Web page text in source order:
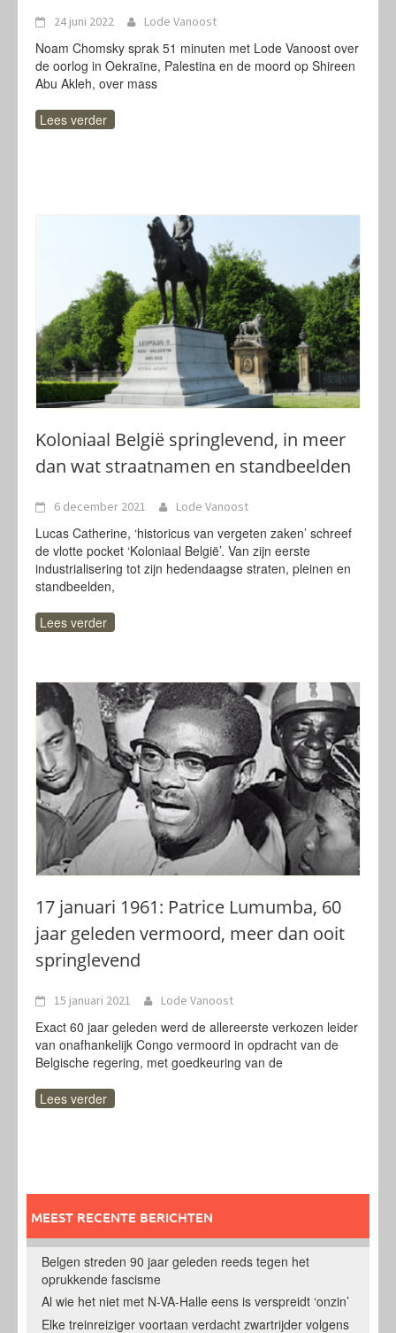
24 juni 2022 Lode Vanoost
Noam Chomsky sprak 51 minuten met Lode Vanoost over
de oorlog in Oekraïne, Palestina en de moord op Shireen
Abu Akleh, over mass
Lees verder
Koloniaal België springlevend, in meer
dan wat straatnamen en standbeelden
6 december 2021 Lode Vanoost
Lucas Catherine, ‘historicus van vergeten zaken’ schreef
de vlotte pocket ‘Koloniaal België’. Van zijn eerste
industrialisering tot zijn hedendaagse straten, pleinen en
standbeelden,
Lees verder
17 januari 1961: Patrice Lumumba, 60
jaar geleden vermoord, meer dan ooit
springlevend
15 januari 2021 Lode Vanoost
Exact 60 jaar geleden werd de allereerste verkozen leider
van onafhankelijk Congo vermoord in opdracht van de
Belgische regering, met goedkeuring van de
Lees verder
MEEST RECENTE BERICHTEN
Belgen streden 90 jaar geleden reeds tegen het
oprukkende fascisme
Al wie het niet met N-VA-Halle eens is verspreidt ‘onzin’
Elke treinreiziger voortaan verdacht zwartrijder volgens